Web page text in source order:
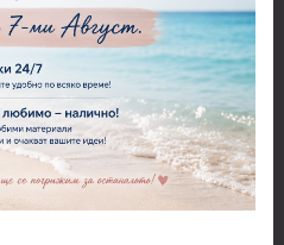
Восъци
Маркери, флумастери,
химикали
Моливи
Пастели
Панделки, дантели и други